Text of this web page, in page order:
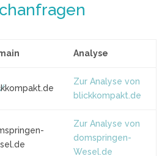
Analyse
Zur Analyse von
blickkompakt.de
Zur Analyse von
domspringen-
Wesel.de